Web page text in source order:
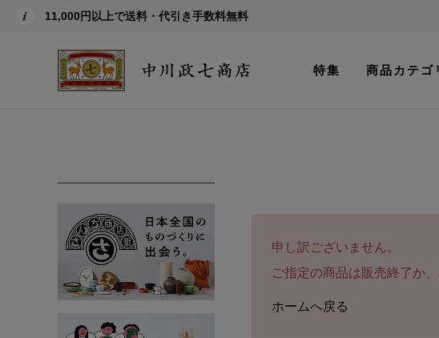
11,000円以上で送料・代引き手数料無料
特集 商品カテゴ
申し訳ございません。
ご指定の商品は販売終了か
ホームへ戻る